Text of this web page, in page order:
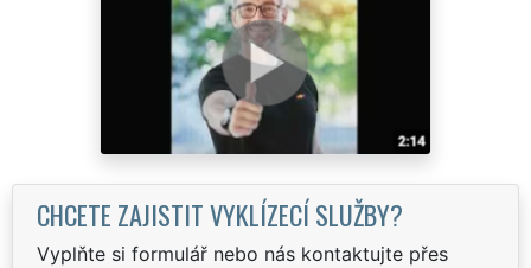
CHCETE ZAJISTIT VYKLÍZECÍ SLUŽBY?
Vyplňte si formulář nebo nás kontaktujte přes